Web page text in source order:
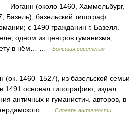
(около 1460, Хаммельбург,
Базель), базельский типограф
с 1490 гражданин г. Базеля.
одном из центров гуманизма,
в нём… …
Большая советская
1460–1527), из базельской семьи
1491 основал типографию, издал
античных и гуманистич. авторов, в
…
Словарь античности